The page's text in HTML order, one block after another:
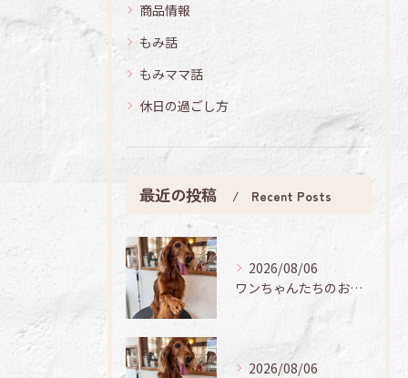
商品情報
もみ話
もみママ話
休日の過ごし方
最近の投稿 Recent Posts
2026/08/06
ワンちゃんたちのお手入れ日記🐶✨
2026/08/06